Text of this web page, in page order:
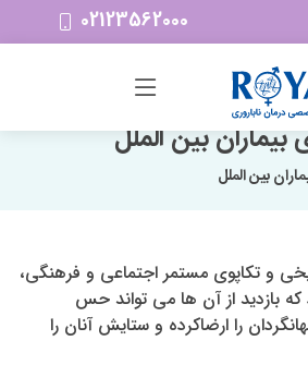
02123562000
بین الملل
بین الملل
و تکاپوی مستمر اجتماعی و فرهنگی،
بازدید از آن ها می تواند حس
را ارضاکرده و ستایش آنان را